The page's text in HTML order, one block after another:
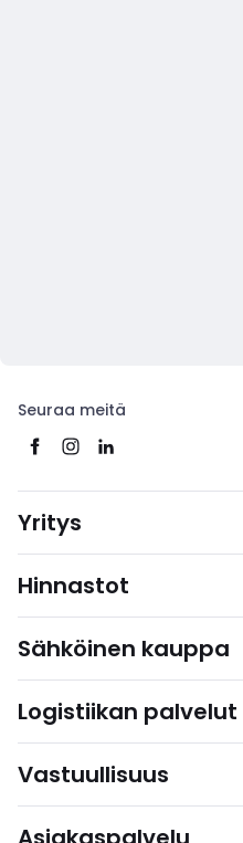
Seuraa meitä
Yritys
Hinnastot
Sähköinen kauppa
Logistiikan palvelut
Vastuullisuus